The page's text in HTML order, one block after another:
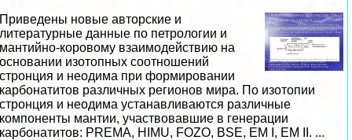
Приведены новые авторские и
литературные данные по петрологии и
мантийно-коровому взаимодействию на
основании изотопных соотношений
стронция и неодима при формировании
карбонатитов различных регионов мира. По изотопии
стронция и неодима устанавливаются различные
компоненты мантии, участвовавшие в генерации
карбонатитов: PREMA, HIMU, FOZO, BSE, EM I, EM II. ...